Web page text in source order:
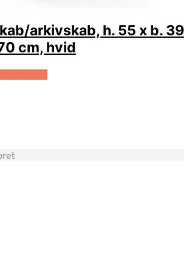
arkivskab, h. 55 x b. 39
cm, hvid